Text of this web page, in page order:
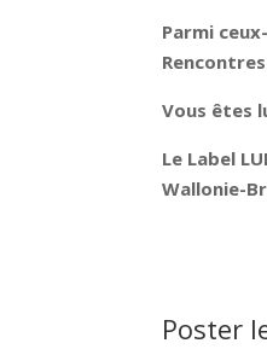
Parmi
Vous êtes
Le Label
Wallonie-
Poster